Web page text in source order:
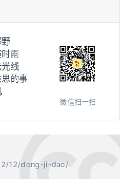
时雨
光线
的事
微信扫一扫
12/dong-ji-dao/